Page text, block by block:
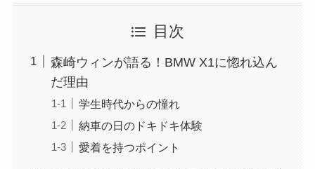
目次
森崎ウィンが語る！BMW X1に惚れ込ん
だ理由
学生時代からの憧れ
納車の日のドキドキ体験
愛着を持つポイント